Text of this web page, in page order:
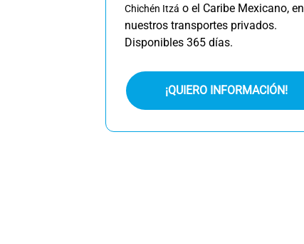
Chichén Itzá o el Caribe Mexicano, en
nuestros transportes privados.
Disponibles 365 días.
¡QUIERO INFORMACIÓN!